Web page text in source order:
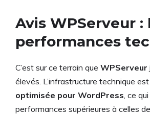
Avis WPServeur :
performances
C’est sur ce terrain que WPServeur
élevés. L’infrastructure technique est
optimisée pour WordPress , ce
performances supérieures à celles